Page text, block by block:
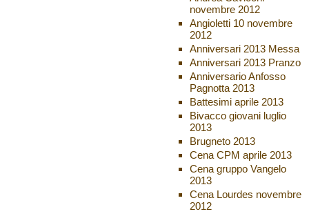
novembre 2012
Angioletti 10 novembre
2012
Anniversari 2013 Messa
Anniversari 2013 Pranzo
Anniversario Anfosso
Pagnotta 2013
Battesimi aprile 2013
Bivacco giovani luglio
2013
Brugneto 2013
Cena CPM aprile 2013
Cena gruppo Vangelo
2013
Cena Lourdes novembre
2012